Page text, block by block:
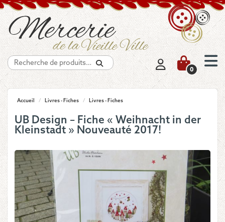
Recherche
0
Accueil / Livres - Fiches / Livres - Fiches
UB Design – Fiche « Weihnacht in der
Kleinstadt » Nouveauté 2017!